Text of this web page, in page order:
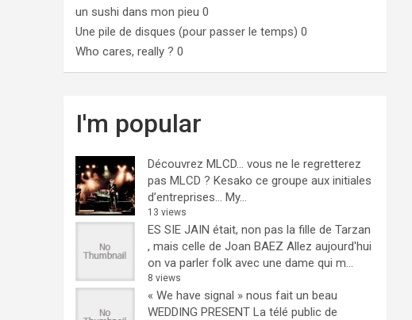
un sushi dans mon pieu 0
Une pile de disques (pour passer le temps) 0
Who cares, really ? 0
I'm popular
Découvrez MLCD… vous ne le regretterez
pas MLCD ? Kesako ce groupe aux initiales
d’entreprises… My...
13 views
ES SIE JAIN était, non pas la fille de Tarzan
, mais celle de Joan BAEZ Allez aujourd'hui
on va parler folk avec une dame qui m...
8 views
« We have signal » nous fait un beau
WEDDING PRESENT La télé public de